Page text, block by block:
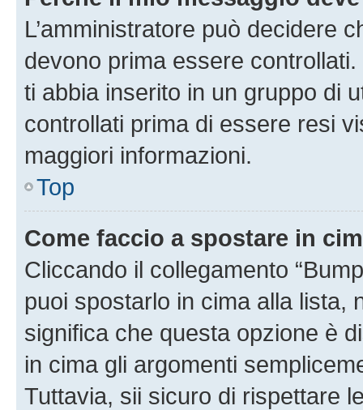
L’amministratore può decidere
devono prima essere
ti abbia inserito in un gruppo di
controllati prima di essere resi
maggiori informazioni.
Top
Come faccio a spostare in
Cliccando il collegamento
puoi spostarlo in cima alla lista,
significa che questa opzione è
in cima gli argomenti
Tuttavia, sii sicuro di rispettare